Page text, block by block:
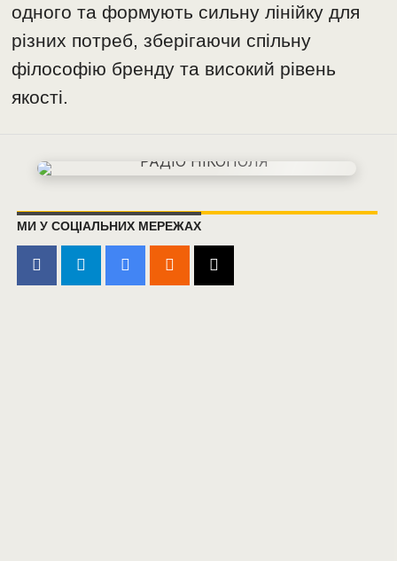
одного та формують сильну лінійку для
різних потреб, зберігаючи спільну
філософію бренду та високий рівень
якості.
МИ У СОЦІАЛЬНИХ МЕРЕЖАХ